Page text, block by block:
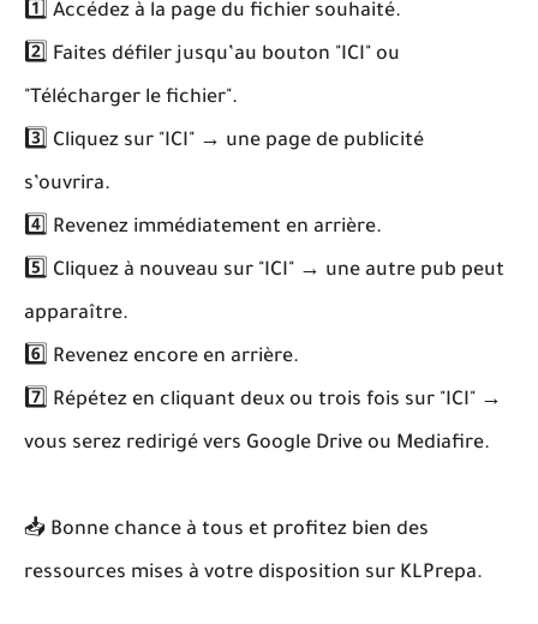
1️⃣ Accédez à la page du fichier souhaité.
2️⃣ Faites défiler jusqu’au bouton "ICI" ou
"Télécharger le fichier".
3️⃣ Cliquez sur "ICI" → une page de publicité
s’ouvrira.
4️⃣ Revenez immédiatement en arrière.
5️⃣ Cliquez à nouveau sur "ICI" → une autre pub peut
apparaître.
6️⃣ Revenez encore en arrière.
7️⃣ Répétez en cliquant deux ou trois fois sur "ICI" →
vous serez redirigé vers Google Drive ou Mediafire.
📥 Bonne chance à tous et profitez bien des
ressources mises à votre disposition sur KLPrepa.